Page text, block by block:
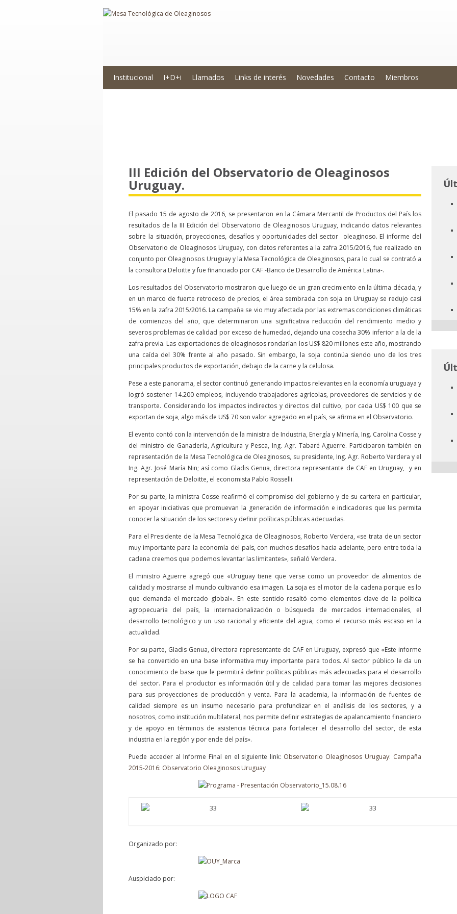
Institucional I+D+i Llamados Links de interés Novedades Contacto Miembros
III Edición del Observatorio de Oleaginosos
Uruguay.
El pasado 15 de agosto de 2016, se presentaron en la Cámara Mercantil de Productos del País los
resultados de la III Edición del Observatorio de Oleaginosos Uruguay, indicando datos relevantes
sobre la situación, proyecciones, desafíos y oportunidades del sector oleaginoso. El informe del
Observatorio de Oleaginosos Uruguay, con datos referentes a la zafra 2015/2016, fue realizado en
conjunto por Oleaginosos Uruguay y la Mesa Tecnológica de Oleaginosos, para lo cual se contrató a
la consultora Deloitte y fue financiado por CAF -Banco de Desarrollo de América Latina-.
Los resultados del Observatorio mostraron que luego de un gran crecimiento en la última década, y
en un marco de fuerte retroceso de precios, el área sembrada con soja en Uruguay se redujo casi
15% en la zafra 2015/2016. La campaña se vio muy afectada por las extremas condiciones climáticas
de comienzos del año, que determinaron una significativa reducción del rendimiento medio y
severos problemas de calidad por exceso de humedad, dejando una cosecha 30% inferior a la de la
zafra previa. Las exportaciones de oleaginosos rondarían los US$ 820 millones este año, mostrando
una caída del 30% frente al año pasado. Sin embargo, la soja continúa siendo uno de los tres
principales productos de exportación, debajo de la carne y la celulosa.
Pese a este panorama, el sector continuó generando impactos relevantes en la economía uruguaya y
logró sostener 14.200 empleos, incluyendo trabajadores agrícolas, proveedores de servicios y de
transporte. Considerando los impactos indirectos y directos del cultivo, por cada US$ 100 que se
exportan de soja, algo más de US$ 70 son valor agregado en el país, se afirma en el Observatorio.
El evento contó con la intervención de la ministra de Industria, Energía y Minería, Ing. Carolina Cosse y
del ministro de Ganadería, Agricultura y Pesca, Ing. Agr. Tabaré Aguerre. Participaron también en
representación de la Mesa Tecnológica de Oleaginosos, su presidente, Ing. Agr. Roberto Verdera y el
Ing. Agr. José María Nin; así como Gladis Genua, directora representante de CAF en Uruguay, y en
representación de Deloitte, el economista Pablo Rosselli.
Por su parte, la ministra Cosse reafirmó el compromiso del gobierno y de su cartera en particular,
en apoyar iniciativas que promuevan la generación de información e indicadores que les permita
conocer la situación de los sectores y definir políticas públicas adecuadas.
Para el Presidente de la Mesa Tecnológica de Oleaginosos, Roberto Verdera, «se trata de un sector
muy importante para la economía del país, con muchos desafíos hacia adelante, pero entre toda la
cadena creemos que podemos levantar las limitantes», señaló Verdera.
El ministro Aguerre agregó que «Uruguay tiene que verse como un proveedor de alimentos de
calidad y mostrarse al mundo cultivando esa imagen. La soja es el motor de la cadena porque es lo
que demanda el mercado global». En este sentido resaltó como elementos clave de la política
agropecuaria del país, la internacionalización o búsqueda de mercados internacionales, el
desarrollo tecnológico y un uso racional y eficiente del agua, como el recurso más escaso en la
actualidad.
Por su parte, Gladis Genua, directora representante de CAF en Uruguay, expresó que «Este informe
se ha convertido en una base informativa muy importante para todos. Al sector público le da un
conocimiento de base que le permitirá definir políticas públicas más adecuadas para el desarrollo
del sector. Para el productor es información útil y de calidad para tomar las mejores decisiones
para sus proyecciones de producción y venta. Para la academia, la información de fuentes de
calidad siempre es un insumo necesario para profundizar en el análisis de los sectores, y a
nosotros, como institución multilateral, nos permite definir estrategias de apalancamiento financiero
y de apoyo en términos de asistencia técnica para fortalecer el desarrollo del sector, de esta
industria en la región y por ende del país».
Puede acceder al Informe Final en el siguiente link: Observatorio Oleaginosos Uruguay: Campaña
2015-2016: Observatorio Oleaginosos Uruguay
Organizado por:
Auspiciado por: